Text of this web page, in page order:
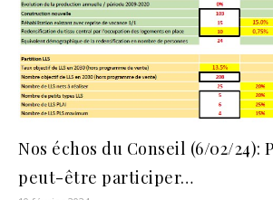
Nos échos du Conseil (6/02/24):
peut-être participer…